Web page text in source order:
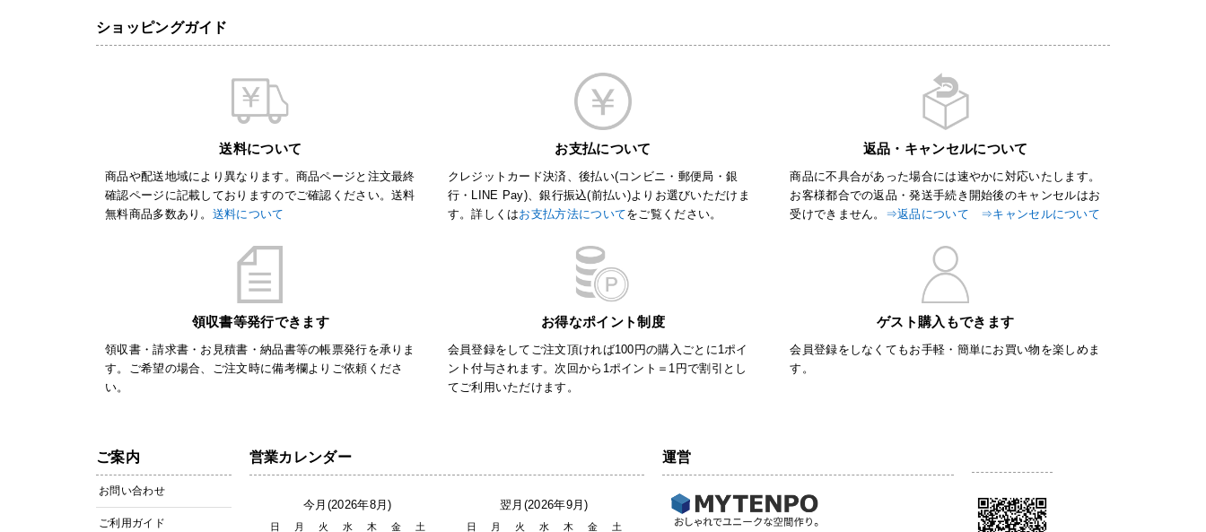
ショッピングガイド
送料について
商品や配送地域により異なります。商品ページと注文最終
確認ページに記載しておりますのでご確認ください。送料
無料商品多数あり。 送料について
領収書等発行できます
領収書・請求書・お見積書・納品書等の帳票発行を承りま
す。ご希望の場合、ご注文時に備考欄よりご依頼くださ
い。
お支払について
クレジットカード決済、後払い(コンビニ・郵便局・銀
行・LINE Pay)、銀行振込(前払い)よりお選びいただけま
す。詳しくはお支払方法についてをご覧ください。
お得なポイント制度
会員登録をしてご注文頂ければ100円の購入ごとに1ポイ
ント付与されます。次回から1ポイント＝1円で割引とし
てご利用いただけます。
返品・キャンセルについて
商品に不具合があった場合には速やかに対応いたします。
お客様都合での返品・発送手続き開始後のキャンセルはお
受けできません。 ⇒返品について ⇒キャンセルについて
ゲスト購入もできます
会員登録をしなくてもお手軽・簡単にお買い物を楽しめま
す。
ご案内
お問い合わせ
ご利用ガイド
営業カレンダー
今月(2026年8月)
日 月 火 水 木 金 土
翌月(2026年9月)
日 月 火 水 木 金 土
運営